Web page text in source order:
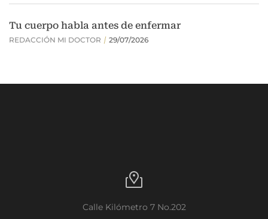
Calle Kilómetro 7 No.202